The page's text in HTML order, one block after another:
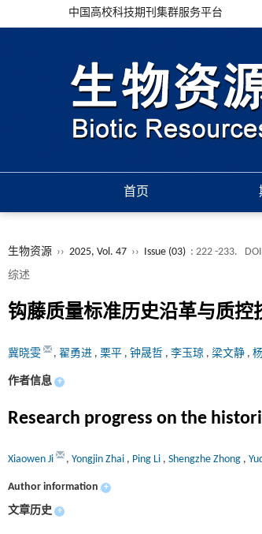
中国高校科技期刊集群服务平台
首页
生物资源 ›› 2025, Vol. 47 ›› Issue (03) : 222 -233.
综述
钩藤质量标准历史沿革与质控
冀晓雯 , 翟勇进 , 栗平 , 钟晟哲 , 李玉琼 , 梁文静 ,
作者信息 +
Research progress on the
Xiaowen Ji , Yongjin Zhai , Ping Li , Shengzhe Zhong ,
Author information +
文章历史 +